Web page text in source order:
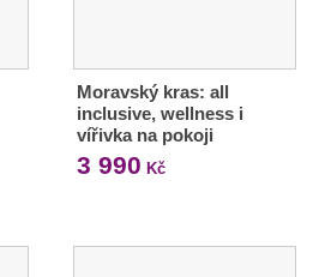
Moravský kras: all
inclusive, wellness i
vířivka na pokoji
3 990 Kč